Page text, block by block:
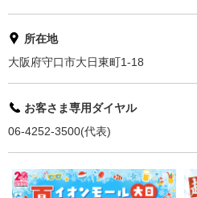
所在地
大阪府守口市大日東町1-18
お客さま専用ダイヤル
06-4252-3500(代表)